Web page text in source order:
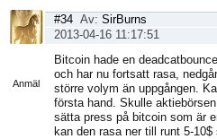
Anmäl
#34 Av: SirBurns
2013-04-16 11:17:51
Bitcoin hade en
och har nu fortsatt rasa,
större volym än uppgången.
första hand. Skulle
sätta press på bitcoin som är
kan den rasa ner till runt 5-